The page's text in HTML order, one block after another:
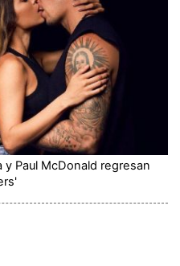
y Paul McDonald regresan